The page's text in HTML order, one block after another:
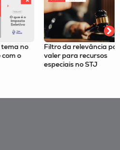
Filtro da relevância passa a
valer para recursos
especiais no STJ